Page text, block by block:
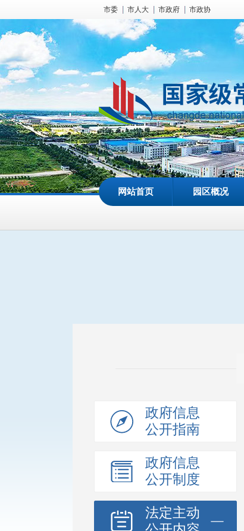
市委 市人大 市政府 市政协
网站首页 园区概况
政府信息
公开指南
政府信息
公开制度
法定主动